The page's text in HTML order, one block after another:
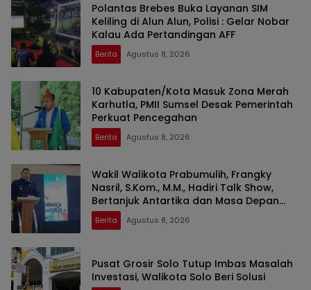
Polantas Brebes Buka Layanan SIM
Keliling di Alun Alun, Polisi : Gelar Nobar
Kalau Ada Pertandingan AFF
Berita Agustus 8, 2026
10 Kabupaten/Kota Masuk Zona Merah
Karhutla, PMII Sumsel Desak Pemerintah
Perkuat Pencegahan
Berita Agustus 8, 2026
Wakil Walikota Prabumulih, Frangky
Nasril, S.Kom., M.M., Hadiri Talk Show,
Bertanjuk Antartika dan Masa Depan
Bumi di SMAN 2 Prabumulih
Berita Agustus 8, 2026
Pusat Grosir Solo Tutup Imbas Masalah
Investasi, Walikota Solo Beri Solusi